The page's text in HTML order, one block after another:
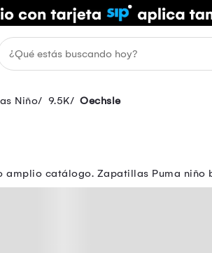
Niño 9.5K Oechsle
amplio catálogo. Zapatillas Puma